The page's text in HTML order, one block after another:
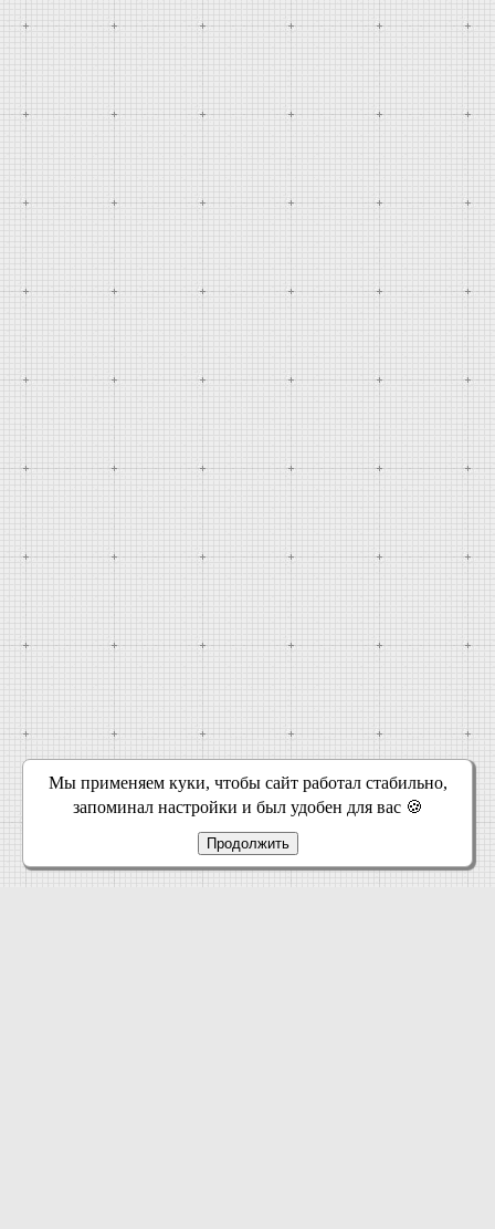
Мы применяем куки, чтобы сайт работал стабильно,
запоминал настройки и был удобен для вас 🍪
Продолжить